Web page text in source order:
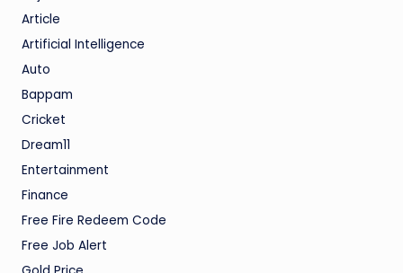
Article
Artificial Intelligence
Auto
Bappam
Cricket
Dream11
Entertainment
Finance
Free Fire Redeem Code
Free Job Alert